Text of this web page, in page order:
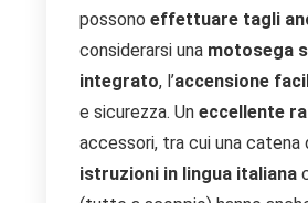
possono effettuare tagli
considerarsi una motosega
integrato, l’accensione
e sicurezza. Un eccellente
accessori, tra cui una catena
istruzioni in lingua italiana